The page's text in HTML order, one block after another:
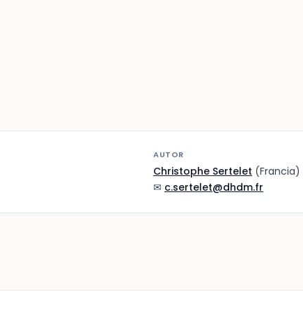
AUTOR
Christophe Sertelet (Francia)
✉ c.sertelet@dhdm.fr